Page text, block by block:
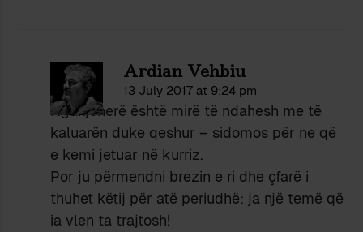
Ardian Vehbiu
13 July 2017 at 9:24 pm
Nganjëherë është mirë të ndahesh me të
kaluarën duke qeshur – sidomos për ne që
e kemi jetuar në kurriz.
Por ju përmendni brezin e ri dhe çfarë i
thuhet këtij për atë periudhë: ja një temë që
ia vlen ta trajtosh!